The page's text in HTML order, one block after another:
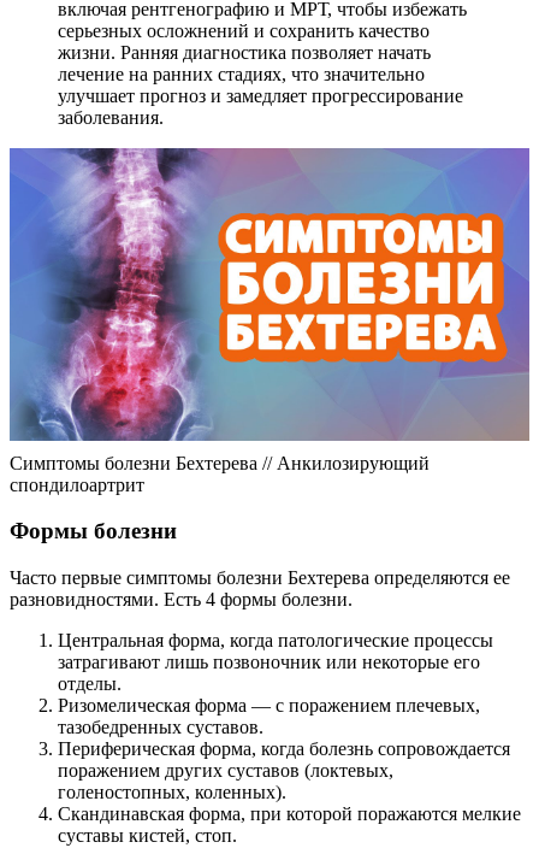
включая рентгенографию и МРТ, чтобы избежать
серьезных осложнений и сохранить качество
жизни. Ранняя диагностика позволяет начать
лечение на ранних стадиях, что значительно
улучшает прогноз и замедляет прогрессирование
заболевания.
Симптомы болезни Бехтерева // Анкилозирующий
спондилоартрит
Формы болезни
Часто первые симптомы болезни Бехтерева определяются ее
разновидностями. Есть 4 формы болезни.
Центральная форма, когда патологические процессы
затрагивают лишь позвоночник или некоторые его
отделы.
Ризомелическая форма — с поражением плечевых,
тазобедренных суставов.
Периферическая форма, когда болезнь сопровождается
поражением других суставов (локтевых,
голеностопных, коленных).
Скандинавская форма, при которой поражаются мелкие
суставы кистей, стоп.